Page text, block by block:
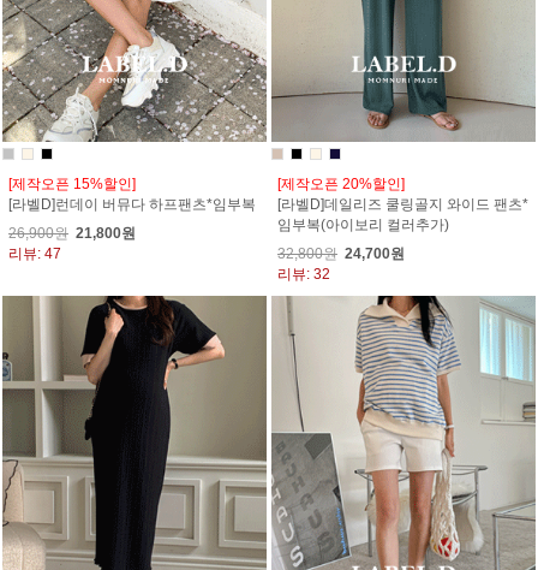
[제작오픈 15%할인]
[라벨D]런데이 버뮤다 하프팬츠*임부복
26,900원 21,800원
리뷰: 47
[제작오픈 20%할인]
[라벨D]데일리즈 쿨링골지 와이드 팬츠*
임부복(아이보리 컬러추가)
32,800원 24,700원
리뷰: 32